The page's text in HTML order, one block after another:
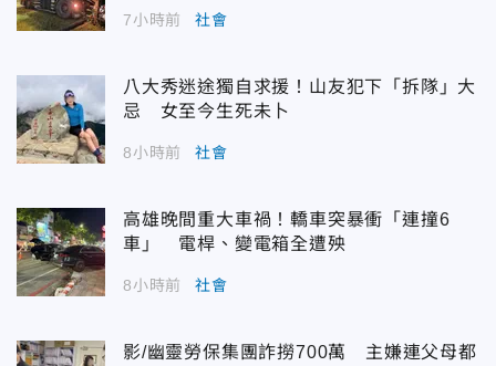
7小時前 社會
八大秀迷途獨自求援！山友犯下「拆隊」大
忌 女至今生死未卜
8小時前 社會
高雄晚間重大車禍！轎車突暴衝「連撞6
車」 電桿、變電箱全遭殃
8小時前 社會
影/幽靈勞保集團詐撈700萬 主嫌連父母都